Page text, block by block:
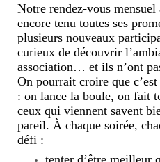
Notre rendez-vous
encore tenu toutes ses
plusieurs nouveaux
curieux de découvrir
association… et ils n’ont
On pourrait croire que
: on lance la boule, on fait
ceux qui viennent savent
pareil. À chaque soirée,
défi :
tenter d’être meilleur